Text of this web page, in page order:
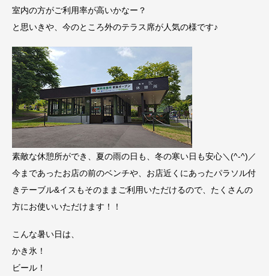
室内の方がご利用率が高いかなー？
と思いきや、今のところ外のテラス席が人気の様です♪
素敵な休憩所ができ、夏の雨の日も、冬の寒い日も安心＼(^-^)／
今まであったお店の前のベンチや、お店近くにあったパラソル付
きテーブル&イスもそのままご利用いただけるので、たくさんの
方にお使いいただけます！！
こんな暑い日は、
かき氷！
ビール！